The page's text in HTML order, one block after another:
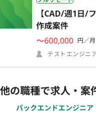
【CAD/週1日/
作成案件
〜600,000 円／月
テストエンジニ
他の職種で求人・案
バックエンドエンジニア